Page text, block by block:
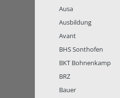
Ausa
Ausbildung
Avant
BHS Sonthofen
BKT Bohnenkamp
BRZ
Bauer